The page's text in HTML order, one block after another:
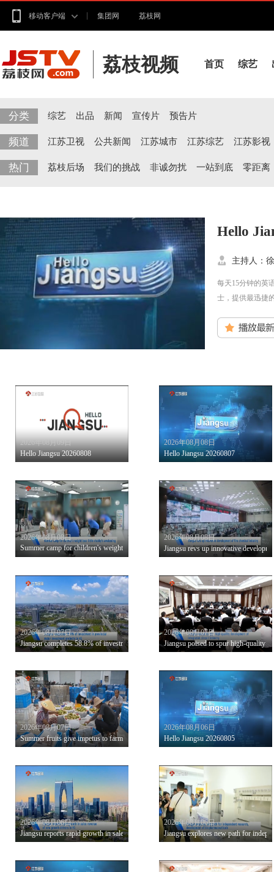
移动客户端 集团网 荔枝网
荔枝视频 首页 综艺
分类 综艺 出品 新闻 宣传片 预告片
频道 江苏卫视 公共新闻 江苏城市 江苏综艺 江苏影视
热门 荔枝后场 我们的挑战 非诚勿扰 一站到底 零距离
Hello
主持人：
每天15分钟的英
士，提供最迅捷
2026年08月09日
Hello Jiangsu 20260808
2026年08月08日
Hello Jiangsu 20260807
2026年08月08日
Summer camp for children's weight loss：little chubby's awakening
2026年08月08日
Jiangsu revs up innovative
2026年08月07日
Jiangsu completes 58.8% of investment in provincial major investment projects in H1
2026年08月07日
Jiangsu poised to spur high-quality
2026年08月07日
Summer fruits give impetus to farmers' income growth
2026年08月06日
Hello Jiangsu 20260805
2026年08月06日
Jiangsu reports rapid growth in sales revenue of new growth driversinH1
2026年08月06日
Jiangsu explores new path for